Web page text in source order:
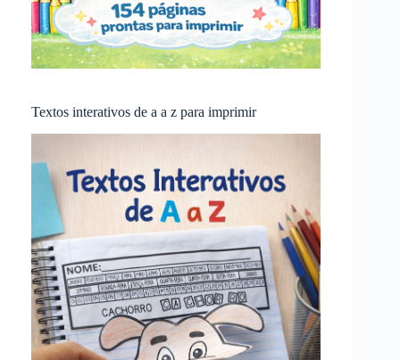
Textos interativos de a a z para imprimir